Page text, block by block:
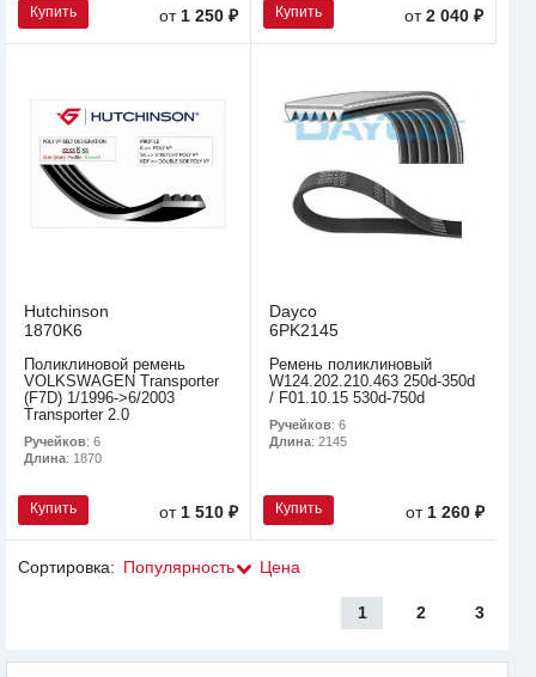
Купить от 1 250 ₽ Купить от2 040 ₽
Hutchinson
1870K6
Поликлиновой ремень
VOLKSWAGEN Transporter
(F7D) 1/1996->6/2003
Transporter 2.0
Ручейков: 6
Длина: 1870
Купить от 1 510 ₽
Dayco
6PK2145
Ремень поликлиновый
W124.202.210.463 250d-350d
/ F01.10.15 530d-750d
Ручейков: 6
Длина: 2145
Купить от 1 260 ₽
Сортировка: Популярность Цена
1 2 3